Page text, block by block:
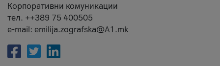
Корпоративни комуникации
тел. ++389 75 400505
e-mail: emilija.zografska@A1.mk